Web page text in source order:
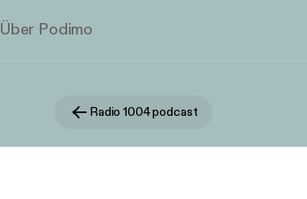
Über Podimo
Radio 1004 podcast